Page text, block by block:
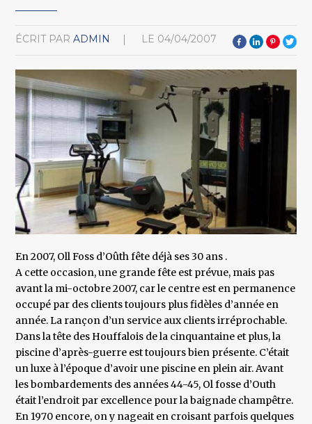
ÉCRIT PAR ADMIN LE 04/04/2007
En 2007, Oll Foss d’Oûth fête déjà ses 30 ans .
A cette occasion, une grande fête est prévue, mais pas
avant la mi-octobre 2007, car le centre est en permanence
occupé par des clients toujours plus fidèles d’année en
année. La rançon d’un service aux clients irréprochable.
Dans la tête des Houffalois de la cinquantaine et plus, la
piscine d’après-guerre est toujours bien présente. C’était
un luxe à l’époque d’avoir une piscine en plein air. Avant
les bombardements des années 44-45, Ol fosse d’Outh
était l’endroit par excellence pour la baignade champêtre.
En 1970 encore, on y nageait en croisant parfois quelques